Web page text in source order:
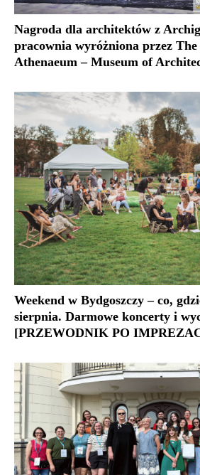
Nagroda dla architektów z
pracownia wyróżniona przez The
Athenaeum – Museum of
Weekend w Bydgoszczy – co,
sierpnia. Darmowe koncerty i
[PRZEWODNIK PO